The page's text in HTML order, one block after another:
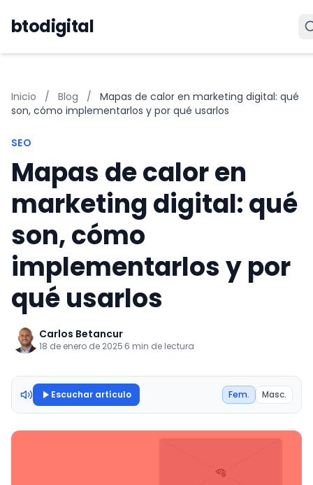
btodigital
Inicio / Blog /
Mapas de calor en marketing digital: qué
son, cómo implementarlos y por qué usarlos
SEO
Mapas de calor en
marketing digital: qué
son, cómo
implementarlos y por
qué usarlos
Carlos Betancur
18 de enero de 2025·6 min de lectura
Escuchar artículo Fem. Masc.